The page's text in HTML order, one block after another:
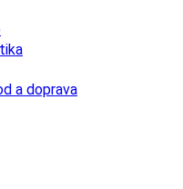
a doprava